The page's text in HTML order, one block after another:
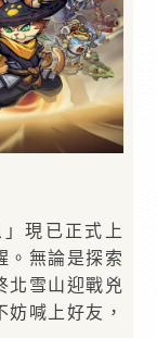
」現已正式上
。無論是探索
北雪山迎戰兇
喊上好友，